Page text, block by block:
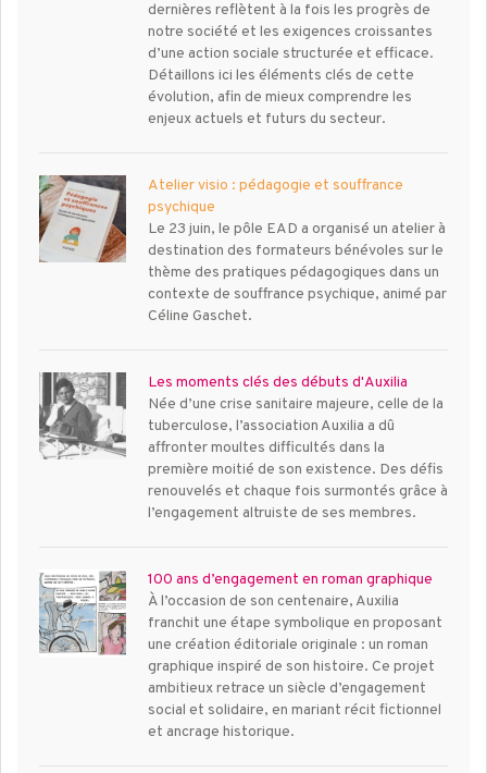
dernières reflètent à la fois les progrès de
notre société et les exigences croissantes
d’une action sociale structurée et efficace.
Détaillons ici les éléments clés de cette
évolution, afin de mieux comprendre les
enjeux actuels et futurs du secteur.
Atelier visio : pédagogie et souffrance
psychique
Le 23 juin, le pôle EAD a organisé un atelier à
destination des formateurs bénévoles sur le
thème des pratiques pédagogiques dans un
contexte de souffrance psychique, animé par
Céline Gaschet.
Les moments clés des débuts d'Auxilia
Née d’une crise sanitaire majeure, celle de la
tuberculose, l’association Auxilia a dû
affronter moultes difficultés dans la
première moitié de son existence. Des défis
renouvelés et chaque fois surmontés grâce à
l’engagement altruiste de ses membres.
100 ans d’engagement en roman graphique
À l’occasion de son centenaire, Auxilia
franchit une étape symbolique en proposant
une création éditoriale originale : un roman
graphique inspiré de son histoire. Ce projet
ambitieux retrace un siècle d’engagement
social et solidaire, en mariant récit fictionnel
et ancrage historique.